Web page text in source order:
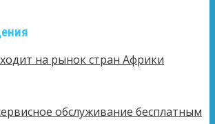
на рынок стран Африки
обслуживание бесплатным